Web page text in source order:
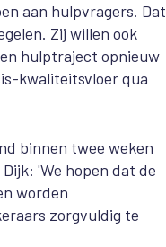
aan hulpvragers. Dat
Zij willen ook
hulptraject opnieuw
kwaliteitsvloer qua
binnen twee weken
'We hopen dat de
worden
zorgvuldig te